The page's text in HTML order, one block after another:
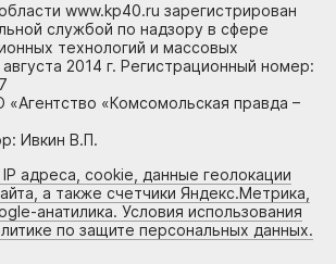
www.kp40.ru зарегистрирован
службой по надзору в сфере
технологий и массовых
2014 г. Регистрационный номер:
«Комсомольская правда –
Ивкин В.П.
адреса, cookie, данные геолокации
а также счетчики Яндекс.Метрика,
анатилика. Условия использования
по защите персональных данных.